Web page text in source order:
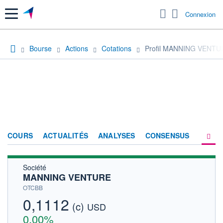
Menu Connexion
Bourse Actions Cotations Profil MANNING
COURS ACTUALITÉS ANALYSES CONSENSUS
Société
MANNING VENTURE
OTCBB
0,1112 (c) USD
0,00%